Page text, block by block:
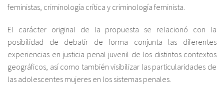
feministas, criminología crítica y criminología feminista.
El carácter original de la propuesta se relacionó con la
posibilidad de debatir de forma conjunta las diferentes
experiencias en justicia penal juvenil de los distintos contextos
geográficos, así como también visibilizar las particularidades de
las adolescentes mujeres en los sistemas penales.